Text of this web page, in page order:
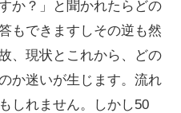
か？」と聞かれたらどの
もできますしその逆も然
、現状とこれから、どの
か迷いが生じます。流れ
しれません。しかし50